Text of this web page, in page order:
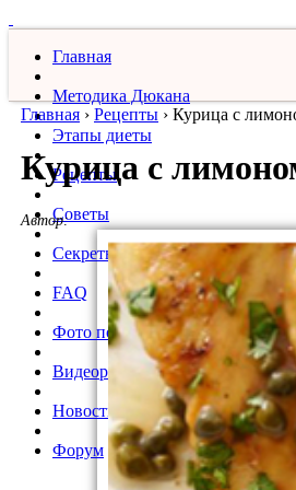
Главная
Методика Дюкана
Этапы диеты
Рецепты
Советы
Секреты
FAQ
Фото похудевших
Видеорецепты
Новости
Форум
Главная › Рецепты › Курица с
Курица с
Автор: